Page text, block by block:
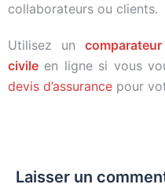
collaborateurs ou clients.
Utilisez un
civile en ligne si vous
devis d’assurance pour
Laisser un